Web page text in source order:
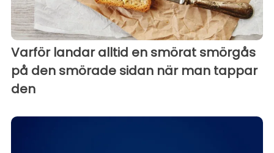
Varför landar alltid en smörat smörgås
på den smörade sidan när man tappar
den